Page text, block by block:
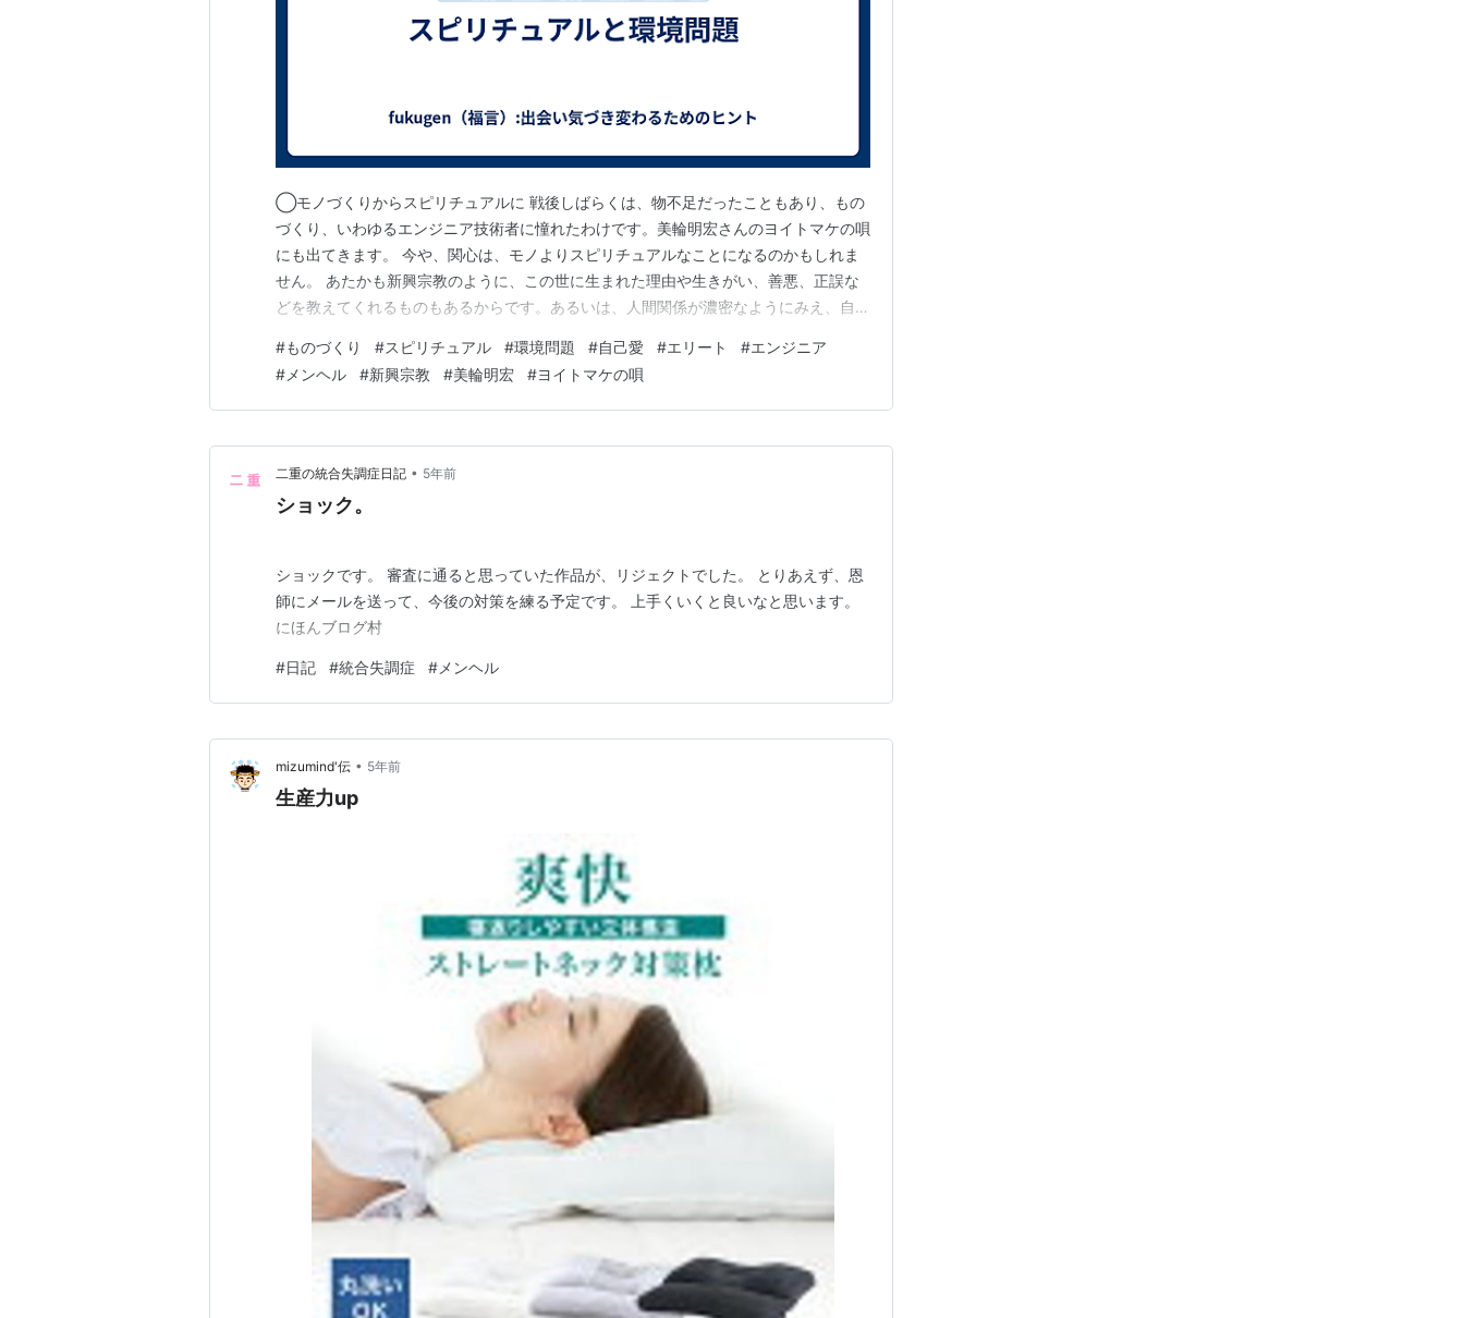
◯モノづくりからスピリチュアルに 戦後しばらくは、物不足だったこともあり、もの
づくり、いわゆるエンジニア技術者に憧れたわけです。美輪明宏さんのヨイトマケの唄
にも出てきます。 今や、関心は、モノよりスピリチュアルなことになるのかもしれま
せん。 あたかも新興宗教のように、この世に生まれた理由や生きがい、善悪、正誤な
どを教えてくれるものもあるからです。あるいは、人間関係が濃密なようにみえ、自分
のは、その裏に何かが存在しているものです。 スピリチュアルな気分を感じるだけで
なく、そこに引きつけられる自分と引きつけるものの実体に…
#ものづくり #スピリチュアル #環境問題 #自己愛 #エリート #エンジニア
#メンヘル #新興宗教 #美輪明宏 #ヨイトマケの唄
二重の統合失調症日記 • 5年前
ショック。
ショックです。 審査に通ると思っていた作品が、リジェクトでした。 とりあえず、恩
師にメールを送って、今後の対策を練る予定です。 上手くいくと良いなと思います。
にほんブログ村
#日記 #統合失調症 # メンヘル
mizumind'伝 • 5年前
生産力up